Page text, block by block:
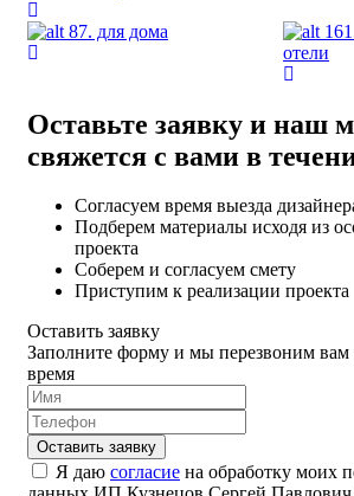
87. для дома
отели
Оставьте заявку и наш
свяжется с вами в
Согласуем время выезда
Подберем материалы исходя из
проекта
Соберем и согласуем смету
Приступим к реализации проекта
Оставить заявку
Заполните форму и мы перезвоним
время
Я даю согласие на обработку моих